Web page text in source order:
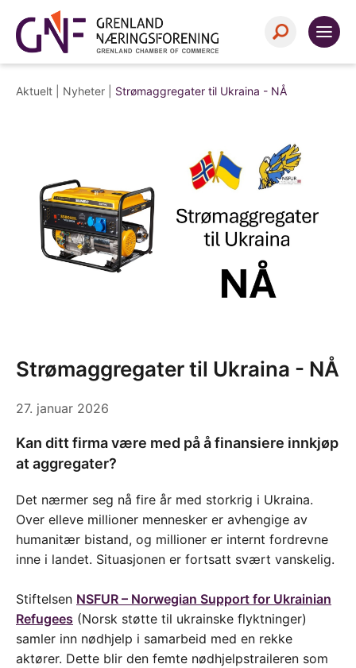
Aktuelt | Nyheter Strømaggregater til Ukraina - NÅ
Strømaggregater til Ukraina - NÅ
27. januar 2026
Kan ditt firma være med på å finansiere innkjøp
at aggregater?
Det nærmer seg nå fire år med storkrig i Ukraina.
Over elleve millioner mennesker er avhengige av
humanitær bistand, og millioner er internt fordrevne
inne i landet. Situasjonen er fortsatt svært vanskelig.
Stiftelsen NSFUR – Norwegian Support for Ukrainian
Refugees (Norsk støtte til ukrainske flyktninger)
samler inn nødhjelp i samarbeid med en rekke
aktører. Dette blir den femte nødhjelpstraileren som